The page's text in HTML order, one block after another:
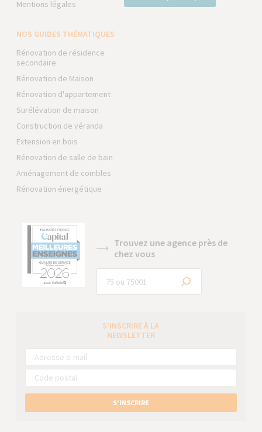
Mentions légales
NOS GUIDES THÉMATIQUES
Rénovation de résidence
secondaire
Rénovation de Maison
Rénovation d'appartement
Surélévation de maison
Construction de véranda
Extension en bois
Rénovation de salle de bain
Aménagement de combles
Rénovation énergétique
Trouvez une agence près de
chez vous
S’INSCRIRE À LA
NEWSLETTER
S’INSCRIRE